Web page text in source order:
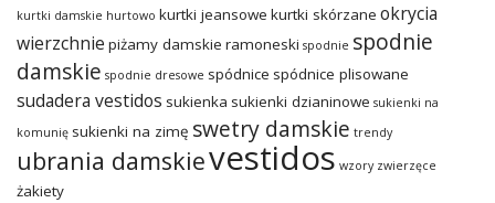
kurtki damskie hurtowo kurtki jeansowe kurtki skórzane okrycia
wierzchnie piżamy damskie ramoneski spodnie spodnie
damskie spodnie dresowe spódnice spódnice plisowane
sudadera vestidos sukienka sukienki dzianinowe sukienki na
komunię sukienki na zimę swetry damskie trendy
ubrania damskievestidos wzory zwierzęce
żakiety